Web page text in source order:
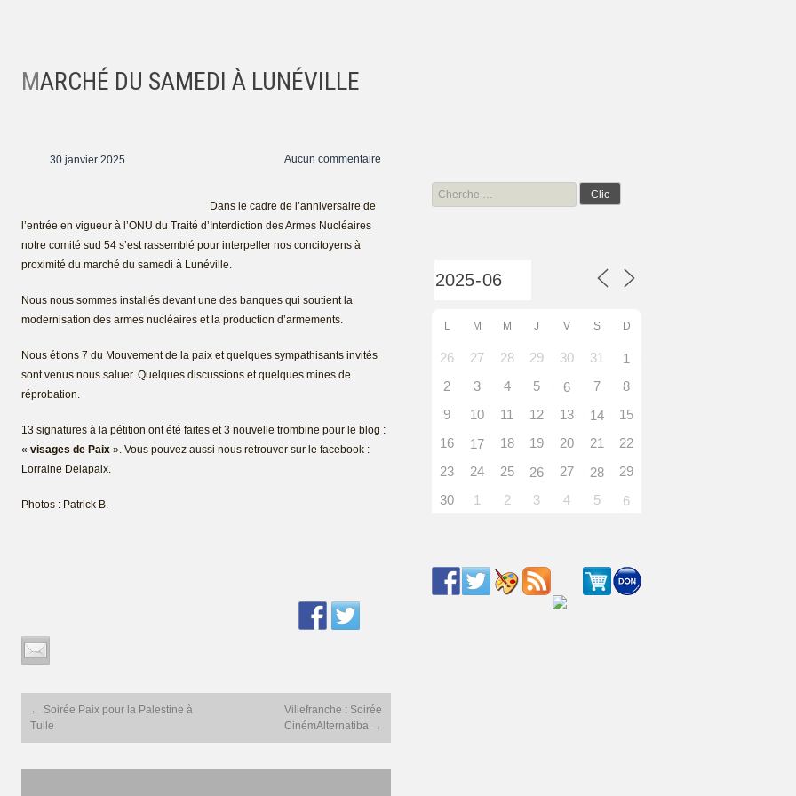
MARCHÉ DU SAMEDI À LUNÉVILLE
30 janvier 2025 Aucun commentaire
Dans l e cadre de l’anniversaire de
l’entrée en vigueur à l’ONU du Traité d’Interdiction des Armes Nucléaires
notre comité sud 54 s’est rassemblé pour interpeller nos concitoyens à
proximité du marché du samedi à Lunéville.
Nous nous sommes installés devant une des banques qui soutient la
modernisation des armes nucléaires et la production d’armements.
Nous étions 7 du Mouvement de la paix et quelques sympathisants invités
sont venus nous saluer. Quelques discussions et quelques mines de
réprobation.
13 signatures à la pétition ont été faites et 3 nouvelle trombine pour le blog :
« visages de Paix ». Vous pouvez aussi nous retrouver sur le facebook :
Lorraine Delapaix.
Photos : Patrick B.
Post
navigation
← Soirée Paix pour la Palestine à
Tulle
Villefranche : Soirée
CinémAlternatiba →
Search
for:
L M M J V S D
26 27 28 29 30 31
1
2
3 4 5 6 7
8
9
10 11 12 13 14
15
16
17 18 19 20 21
22
23
24 25 26 27 28
29
30
1 2 3 4 5 6